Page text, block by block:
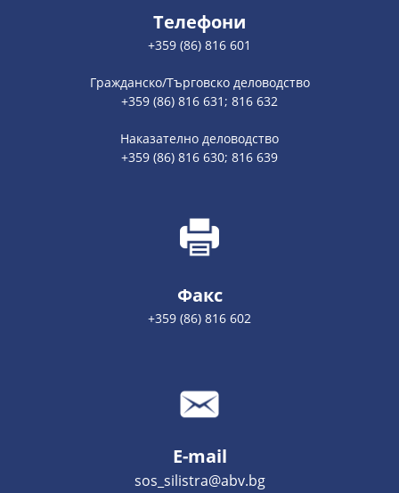
Телефони
+359 (86) 816 601
Гражданско/Търговско деловодство
+359 (86) 816 631; 816 632
Наказателно деловодство
+359 (86) 816 630; 816 639
Факс
+359 (86) 816 602
E-mail
sos_silistra@abv.bg